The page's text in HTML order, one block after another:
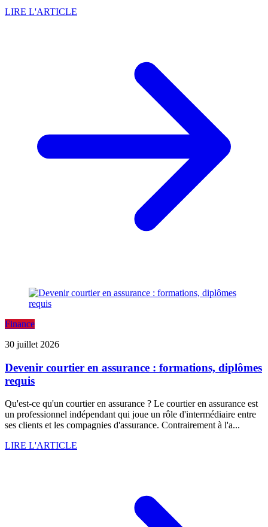
LIRE L'ARTICLE
Finance
30 juillet 2026
Devenir courtier en assurance : formations, diplômes
requis
Qu'est-ce qu'un courtier en assurance ? Le courtier en assurance est
un professionnel indépendant qui joue un rôle d'intermédiaire entre
ses clients et les compagnies d'assurance. Contrairement à l'a...
LIRE L'ARTICLE